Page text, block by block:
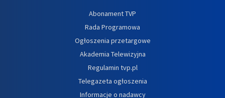
Abonament TVP
Rada Programowa
Ogłoszenia przetargowe
Akademia Telewizyjna
Regulamin tvp.pl
Telegazeta ogłoszenia
Informacje o nadawcy